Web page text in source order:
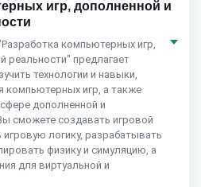
игр, дополненной и
компьютерных игр,
реальности" предлагает
технологии и навыки,
компьютерных игр, а также
дополненной и
сможете создавать игровой
логику, разрабатывать
физику и симуляцию, а
для виртуальной и